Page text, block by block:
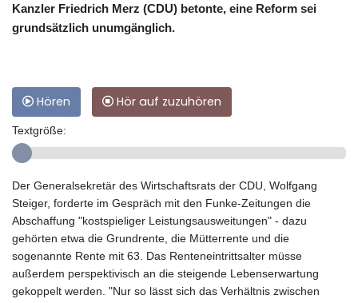
Kanzler Friedrich Merz (CDU) betonte, eine Reform sei
grundsätzlich unumgänglich.
Hören Hör auf zuzuhören
Textgröße:
Der Generalsekretär des Wirtschaftsrats der CDU, Wolfgang
Steiger, forderte im Gespräch mit den Funke-Zeitungen die
Abschaffung "kostspieliger Leistungsausweitungen" - dazu
gehörten etwa die Grundrente, die Mütterrente und die
sogenannte Rente mit 63. Das Renteneintrittsalter müsse
außerdem perspektivisch an die steigende Lebenserwartung
gekoppelt werden. "Nur so lässt sich das Verhältnis zwischen